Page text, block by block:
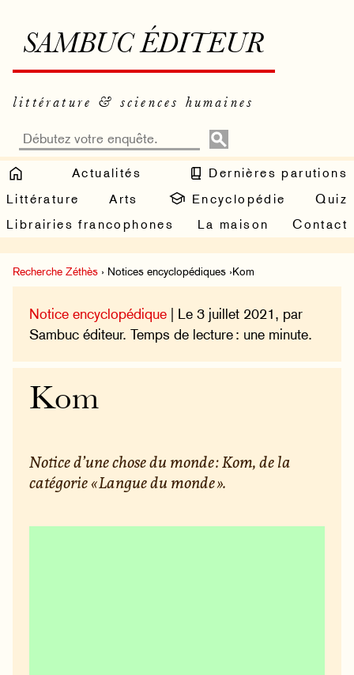
SAMBUC ÉDITEUR
littérature & sciences humaines
Actualités
Dernières parutions
Littérature
Arts Encyclopédie
Quiz
Librairies francophones
La maison Contact
Recherche Zéthès › Notices encyclopédiques ›Kom
Notice encyclopédique | Le 3 juillet 2021, par
Sambuc éditeur. Temps de lecture : une minute.
Kom
Notice d’une chose du monde : Kom, de la
catégorie « Langue du monde ».